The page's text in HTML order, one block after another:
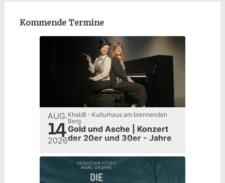
Kommende Termine
AUG.
14
2026
KhabB - Kulturhaus am brennenden
Berg
Gold und Asche | Konzert
der 20er und 30er - Jahre